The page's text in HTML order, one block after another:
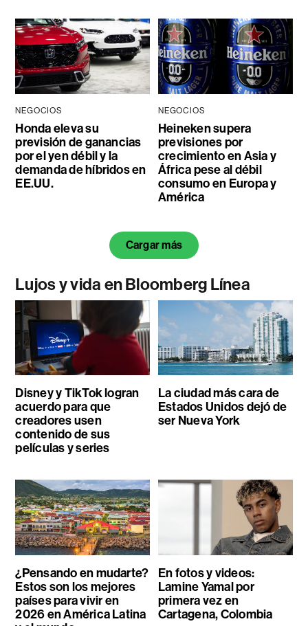
NEGOCIOS
Honda eleva su
previsión de ganancias
por el yen débil y la
demanda de híbridos en
EE.UU.
NEGOCIOS
Heineken supera
previsiones por
crecimiento en Asia y
África pese al débil
consumo en Europa y
América
Cargar más
Lujos y vida en Bloomberg Línea
Disney y TikTok logran
acuerdo para que
creadores usen
contenido de sus
películas y series
La ciudad más cara de
Estados Unidos dejó de
ser Nueva York
¿Pensando en mudarte?
Estos son los mejores
países para vivir en
2026 en América Latina
En fotos y videos:
Lamine Yamal por
primera vez en
Cartagena, Colombia